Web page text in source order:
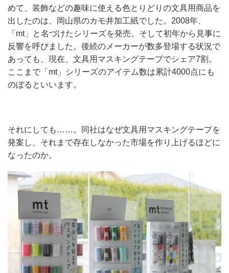
めて、装飾などの趣味に使える色とりどりの文具用商品を
出したのは、岡山県のカモ井加工紙でした。2008年、
「mt」と名づけたシリーズを発売。そして初年から見事に
反響を呼びました。後続のメーカーが数多登場する状況で
あっても、現在、文具用マスキングテープでシェア7割。
ここまで「mt」シリーズのアイテム数は累計4000点にも
のぼるといいます。
それにしても……。同社はなぜ文具用マスキングテープを
発案し、それまで存在しなかった市場を作り上げるほどに
なったのか。